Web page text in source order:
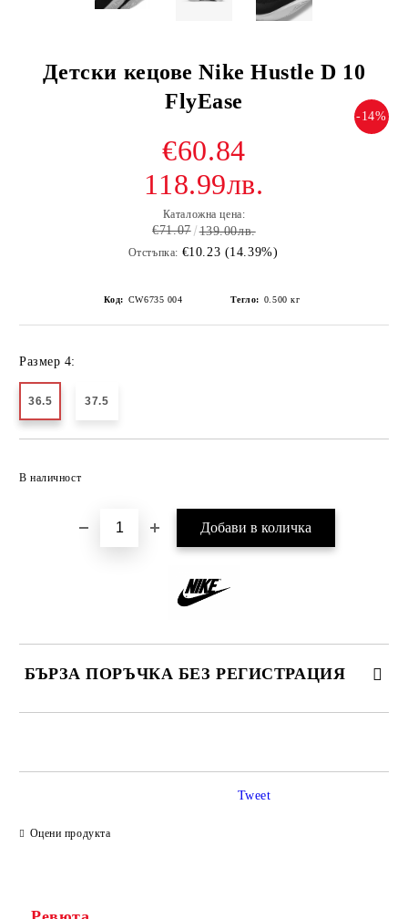
Детски кецове Nike Hustle D 10
FlyEase
-14%
€60.84
118.99лв.
Каталожна цена:
€71.07 139.00лв.
Отстъпка: €10.23 (14.39%)
Код: CW6735 004 Тегло: 0.500 кг
Размер 4:
36.5 37.5
В наличност
БЪРЗА ПОРЪЧКА БЕЗ РЕГИСТРАЦИЯ
Оцени продукта
Tweet